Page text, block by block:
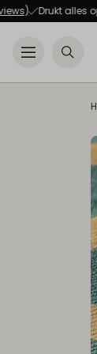
Open menu
Zoeken
Drukt alles op alles!